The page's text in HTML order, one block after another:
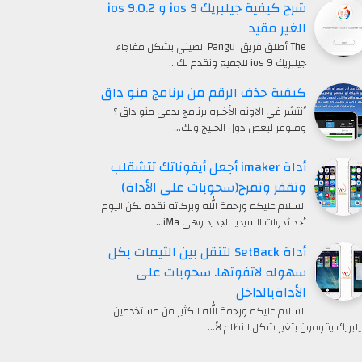
شرح كيفية جيلبريك ios 9 و ios 9.0.2
الغير مقيد
The أطلق فريق Pangu الصيني بشكل مفاجاء
جيلبريك ios 9 للجميع ونقدم لك…
كيفية حذف الرقم من برنامج منو داق
أنتشر في الاونه الأخيره برنامج يدعى منو داق ؟
ومتوفر لبعض دول الخليج ولك…
أداة imaker أجعل أيقوناتك تتشقلب
وتقفز وتمرح(سحوبات على الأداة)
السلام عليكم ورحمة الله وبركاته نقدم لكن اليوم
أحد أدوات السيديا الجديد وهي iMa…
أداة SetBack لتنقل بين الثيمات بكل
سهوله لاتفوتها. سحوبات على
الأداةبالداخل
السلام عليكم ورحمة الله الكثير من مستخدمين
يقومون بتغير شكل النظام لأ…